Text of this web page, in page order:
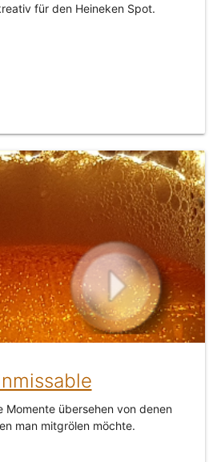
für den Heineken Spot.
Momente übersehen von denen
man mitgrölen möchte.